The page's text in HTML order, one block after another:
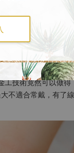
與婚戒一起配戴，增
提醒您愛情的美好
工技術竟然可以做得
不適合常戴，有了線